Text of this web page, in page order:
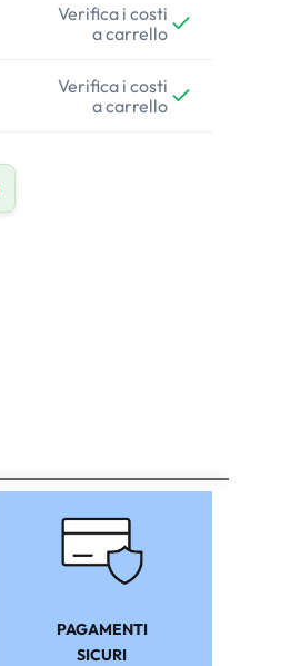
Verifica i costi
a carrello
Verifica i costi
a carrello
PAGAMENTI
SICURI